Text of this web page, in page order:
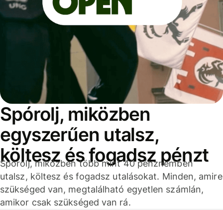
Spórolj, miközben
egyszerűen utalsz,
költesz és fogadsz pénzt
Spórolj, miközben több mint 40 pénznemben
utalsz, költesz és fogadsz utalásokat. Minden, amire
szükséged van, megtalálható egyetlen számlán,
amikor csak szükséged van rá.